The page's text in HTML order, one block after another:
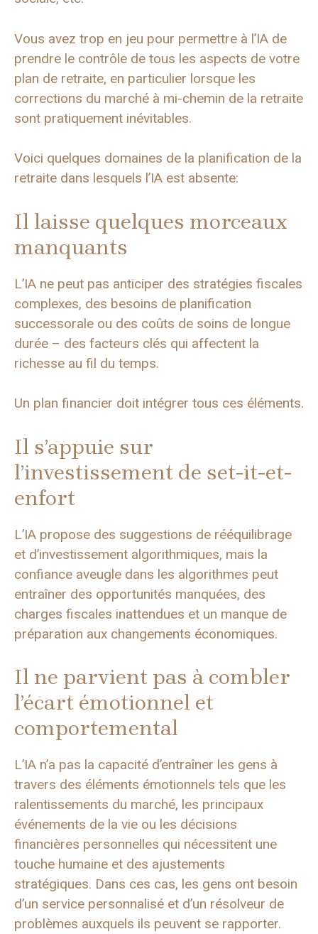
Vous avez trop en jeu pour permettre à l’IA de
prendre le contrôle de tous les aspects de votre
plan de retraite, en particulier lorsque les
corrections du marché à mi-chemin de la retraite
sont pratiquement inévitables.
Voici quelques domaines de la planification de la
retraite dans lesquels l’IA est absente:
Il laisse quelques morceaux
manquants
L’IA ne peut pas anticiper des stratégies fiscales
complexes, des besoins de planification
successorale ou des coûts de soins de longue
durée – des facteurs clés qui affectent la
richesse au fil du temps.
Un plan financier doit intégrer tous ces éléments.
Il s’appuie sur
l’investissement de set-it-et-
enfort
L’IA propose des suggestions de rééquilibrage
et d’investissement algorithmiques, mais la
confiance aveugle dans les algorithmes peut
entraîner des opportunités manquées, des
charges fiscales inattendues et un manque de
préparation aux changements économiques.
Il ne parvient pas à combler
l’écart émotionnel et
comportemental
L’IA n’a pas la capacité d’entraîner les gens à
travers des éléments émotionnels tels que les
ralentissements du marché, les principaux
événements de la vie ou les décisions
financières personnelles qui nécessitent une
touche humaine et des ajustements
stratégiques. Dans ces cas, les gens ont besoin
d’un service personnalisé et d’un résolveur de
problèmes auxquels ils peuvent se rapporter.